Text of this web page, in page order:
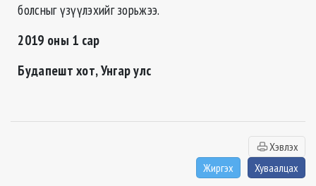
болсныг үзүүлэхийг зорьжээ.
2019 оны 1 сар
Будапешт хот, Унгар улс
Хэвлэх
Жиргэх
Хуваалцах